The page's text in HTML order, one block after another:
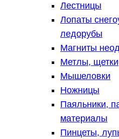
Лестницы
Лопаты
ледорубы
Магниты
Метлы,
Мышеловки
Ножницы
Паяльники,
материалы
Пинцеты,